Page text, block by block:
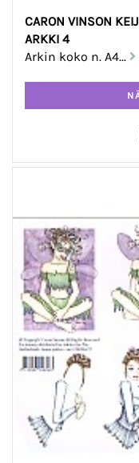
CARON VINSON
ARKKI 4
Arkin koko n. A4...